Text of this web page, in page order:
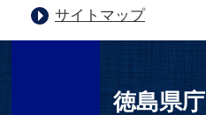
サイトマップ
徳島県庁